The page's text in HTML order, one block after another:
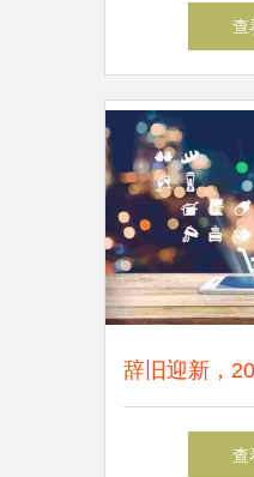
化浪潮下的
查
辞旧迎新，
再
查